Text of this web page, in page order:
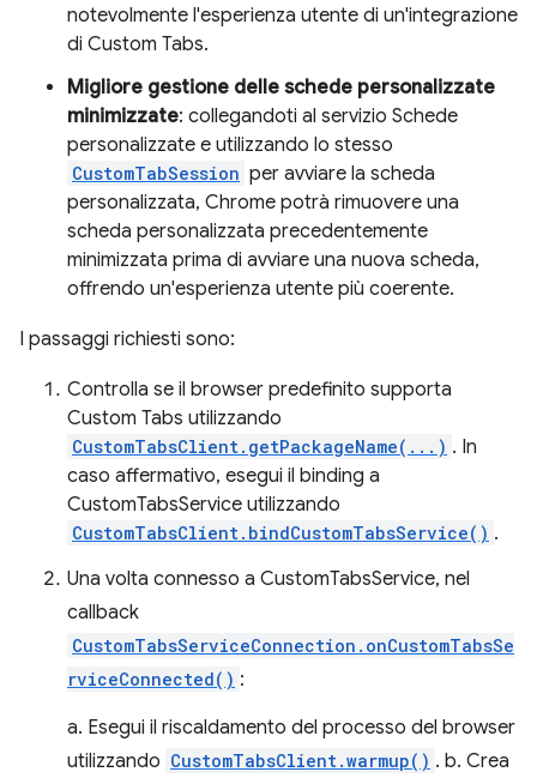
notevolmente l'esperienza utente di un'integrazione
di Custom Tabs.
Migliore gestione delle schede personalizzate
minimizzate: collegandoti al servizio Schede
personalizzate e utilizzando lo stesso
CustomTabSession per avviare la scheda
personalizzata, Chrome potrà rimuovere una
scheda personalizzata precedentemente
minimizzata prima di avviare una nuova scheda,
offrendo un'esperienza utente più coerente.
I passaggi richiesti sono:
Controlla se il browser predefinito supporta
Custom Tabs utilizzando
CustomTabsClient.getPackageName(...) . In
caso affermativo, esegui il binding a
CustomTabsService utilizzando
CustomTabsClient.bindCustomTabsService() .
Una volta connesso a CustomTabsService, nel
callback
CustomTabsServiceConnection.onCustomTabsSe
rviceConnected() :
a. Esegui il riscaldamento del processo del browser
utilizzando CustomTabsClient.warmup() . b. Crea